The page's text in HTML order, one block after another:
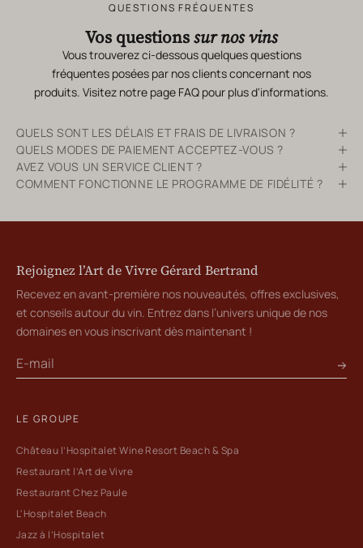
QUESTIONS FRÉQUENTES
Vos questionssur nos vins
Vous trouverez ci-dessous quelques questions
fréquentes posées par nos clients concernant nos
produits. Visitez notre page FAQ pour plus d'informations.
QUELS SONT LES DÉLAIS ET FRAIS DE LIVRAISON ?
QUELS MODES DE PAIEMENT ACCEPTEZ-VOUS ?
AVEZ VOUS UN SERVICE CLIENT ?
COMMENT FONCTIONNE LE PROGRAMME DE FIDÉLITÉ ?
Rejoignez l’Art de Vivre Gérard Bertrand
Recevez en avant-première nos nouveautés, offres exclusives,
et conseils autour du vin. Entrez dans l’univers unique de nos
domaines en vous inscrivant dès maintenant !
LE GROUPE
Château l’Hospitalet Wine Resort Beach & Spa
Restaurant l’Art de Vivre
Restaurant Chez Paule
L'Hospitalet Beach
Jazz à l’Hospitalet